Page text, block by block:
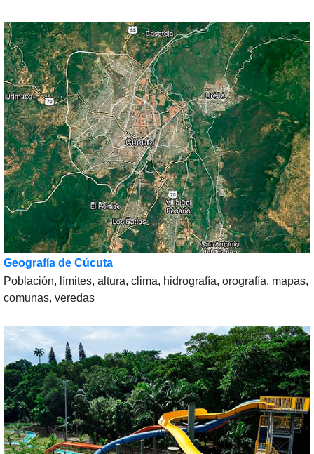
Geografía de Cúcuta
Población, límites, altura, clima, hidrografía, orografía, mapas,
comunas, veredas